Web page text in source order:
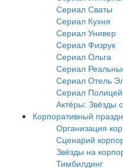
Сериал Сваты
Сериал Кухня
Сериал Универ
Сериал Физрук
Сериал Ольга
Сериал
Сериал Отель
Сериал
Актёры: Звёзды
Корпоративный
Организация
Сценарий
Звёзды на
Тимбилдинг